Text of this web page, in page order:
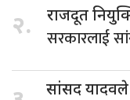
२. राजदूत
सरकारलाई
सांसद यादवले